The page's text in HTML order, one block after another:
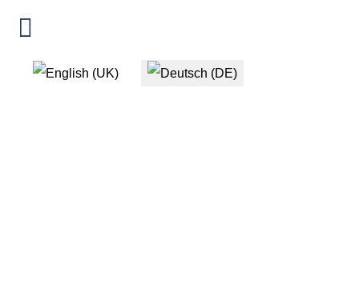
Sprache auswählen